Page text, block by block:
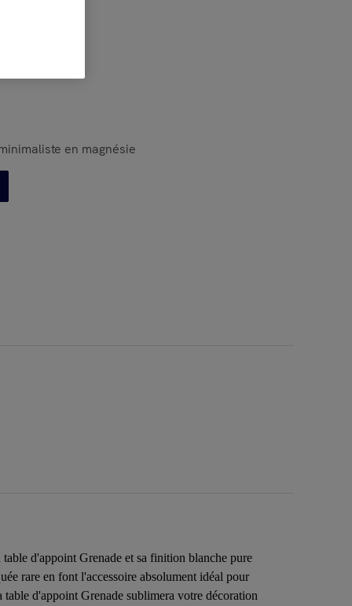
en magnésie
d'appoint Grenade et sa finition blanche pure
rare en font l'accessoire absolument idéal pour
d'appoint Grenade sublimera votre décoration